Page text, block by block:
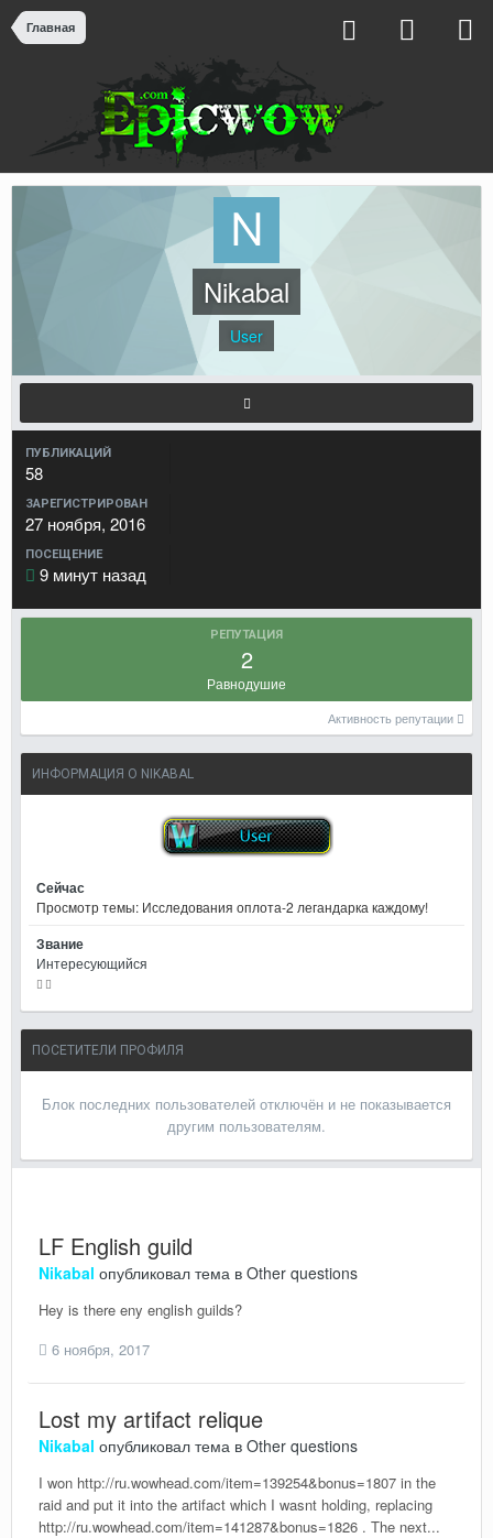
Главная
Nikabal
User
ПУБЛИКАЦИЙ
58
ЗАРЕГИСТРИРОВАН
27 ноября, 2016
ПОСЕЩЕНИЕ
9 минут назад
РЕПУТАЦИЯ
2
Равнодушие
Активность репутации
ИНФОРМАЦИЯ О NIKABAL
Сейчас
Просмотр темы: Исследования оплота-2 легандарка каждому!
Звание
Интересующийся
ПОСЕТИТЕЛИ ПРОФИЛЯ
Блок последних пользователей отключён и не показывается
другим пользователям.
LF English guild
Nikabal опубликовал тема в Other questions
Hey is there eny english guilds?
6 ноября, 2017
Lost my artifact relique
Nikabal опубликовал тема в Other questions
I won http://ru.wowhead.com/item=139254&bonus=1807 in the
raid and put it into the artifact which I wasnt holding, replacing
http://ru.wowhead.com/item=141287&bonus=1826 . The next...